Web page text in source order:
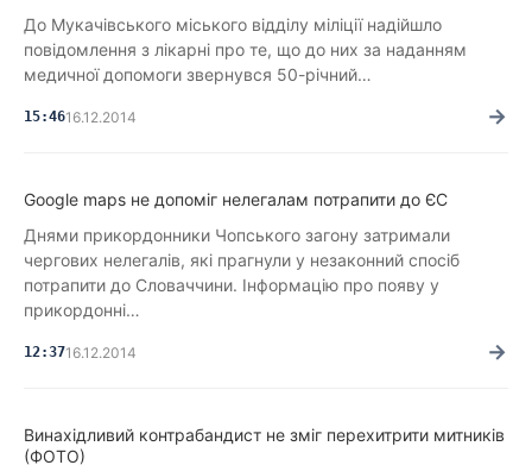
До Мукачівського міського відділу міліції надійшло
повідомлення з лікарні про те, що до них за наданням
медичної допомоги звернувся 50-річний…
15:4616.12.2014 →
Google maps не допоміг нелегалам потрапити до ЄС
Днями прикордонники Чопського загону затримали
чергових нелегалів, які прагнули у незаконний спосіб
потрапити до Словаччини. Інформацію про появу у
прикордонні…
12:3716.12.2014 →
Винахідливий контрабандист не зміг перехитрити митників
(ФОТО)